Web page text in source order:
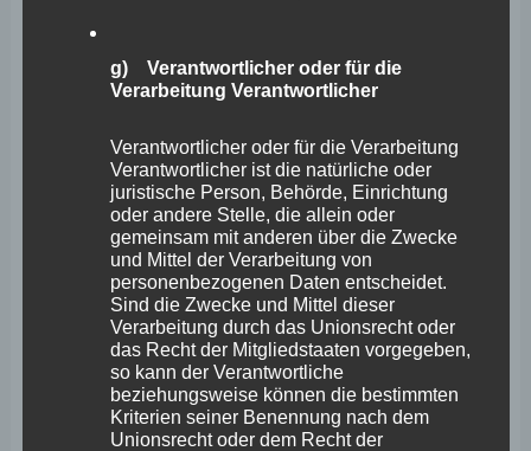
Unterwebseiten, welche über ein zugreifendes System
auf unserer Internetseite angesteuert werden, (5) das
Internetseite, (6) eine Internet-Protokoll-Adresse (IP-
Adresse), (7) der Internet-Service-Provider des
zugreifenden Systems und (8) sonstige ähnliche Daten
und Informationen, die der Gefahrenabwehr im Falle von
Angriffen auf unsere informationstechnologischen
Systeme dienen.
Bei der Nutzung dieser allgemeinen Daten und
Informationen ziehen wird keine Rückschlüsse auf die
g) Verantwortlicher oder für die
Verarbeitung Verantwortlicher
Verantwortlicher oder für die Verarbeitung
Verantwortlicher ist die natürliche oder
juristische Person, Behörde, Einrichtung
oder andere Stelle, die allein oder
gemeinsam mit anderen über die Zwecke
und Mittel der Verarbeitung von
personenbezogenen Daten entscheidet.
Sind die Zwecke und Mittel dieser
Verarbeitung durch das Unionsrecht oder
das Recht der Mitgliedstaaten vorgegeben,
so kann der Verantwortliche
beziehungsweise können die bestimmten
Kriterien seiner Benennung nach dem
Unionsrecht oder dem Recht der